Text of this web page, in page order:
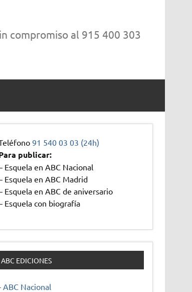
compromiso al 915 400 303
91 540 03 03 (24h)
publicar:
Esquela en ABC Nacional
Esquela en ABC Madrid
Esquela en ABC de aniversario
Esquela con biografía
ABC EDICIONES
ABC Nacional